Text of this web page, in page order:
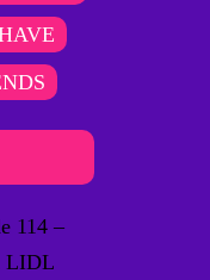
114 –
LIDL